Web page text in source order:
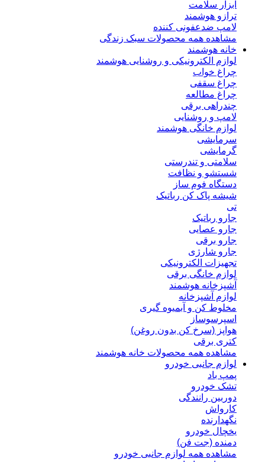
ابزار سلامت
ترازو هوشمند
لامپ ضدعفونی کننده
مشاهده همه محصولات سبک زندگی
خانه هوشمند
لوازم الکترونیکی و روشنایی هوشمند
چراغ خواب
چراغ سقفی
چراغ مطالعه
چندراهی برقی
لامپ و روشنایی
لوازم خانگی هوشمند
سرمایشی
گرمایشی
سلامتی و تندرستی
شستشو و نظافت
دستگاه فوم ساز
شیشه پاک کن رباتیک
تی
جارو رباتیک
جارو عصایی
جارو برقی
جارو شارژی
تجهیزات الکترونیکی
لوازم خانگی برقی
آشپزخانه هوشمند
لوازم آشپزخانه
مخلوط کن و آبمیوه گیری
اسپرسوساز
هواپز (سرخ کن بدون روغن)
کتری برقی
مشاهده همه محصولات خانه هوشمند
لوازم جانبی خودرو
پمپ باد
تشک خودرو
دوربین رانندگی
کارواش
نگهدارنده
یخچال خودرو
دمنده (جت فن)
مشاهده همه لوازم جانبی خودرو